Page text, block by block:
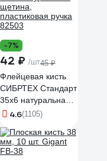
-7%
42 ₽ /шт45 ₽
Флейцевая кисть
СИБРТЕХ Стандарт
35х6 натуральная
щетина,
82503
4.6(1105)